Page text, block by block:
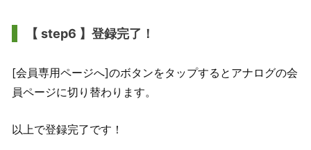
【 step6 】登録完了！
[会員専用ページへ]のボタンをタップするとアナログの会
員ページに切り替わります。
以上で登録完了です！